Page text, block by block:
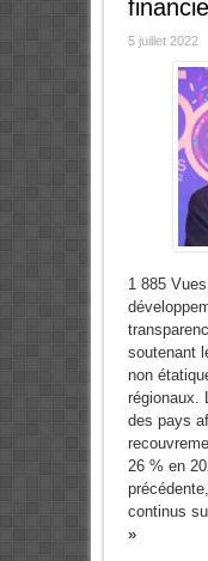
5 juillet 2022
1 885
soutenant
non
régionaux.
des pays
26 % en
continus
»